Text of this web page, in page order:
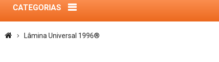
CATEGORIAS
Lâmina Universal 1996®